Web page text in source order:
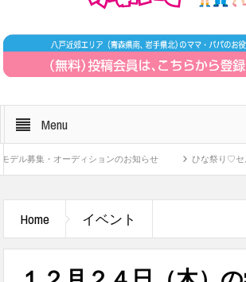
Menu
募集・オーディションのお知らせ ひな祭り♡セルフ
Home イベント